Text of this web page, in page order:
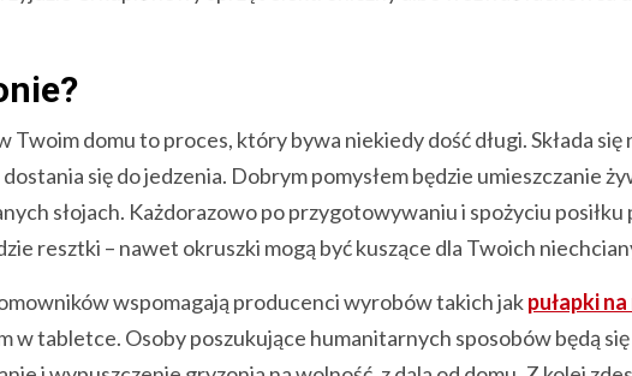
domu to proces, który bywa niekiedy dość długi. Składa się
się do jedzenia. Dobrym pomysłem będzie umieszczanie
słojach. Każdorazowo po przygotowywaniu i spożyciu posiłku
resztki – nawet okruszki mogą być kuszące dla Twoich
wspomagają producenci wyrobów takich jakpułapki
w tabletce. Osoby poszukujące humanitarnych sposobów będą się